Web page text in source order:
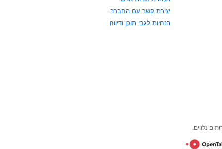
יצירת קשר עם החברה
הנחיות לגבי תוכן ודיווח